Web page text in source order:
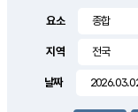
14.5
요소
지역
날짜